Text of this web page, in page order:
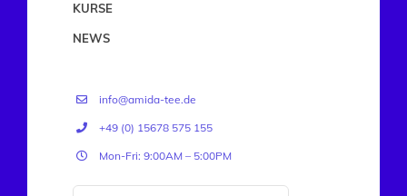
KURSE
NEWS
info@amida-tee.de
+49 (0) 15678 575 155
Mon-Fri: 9:00AM – 5:00PM